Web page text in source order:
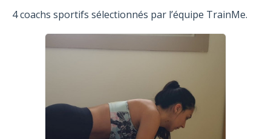
4 coachs sportifs sélectionnés par l’équipe TrainMe.